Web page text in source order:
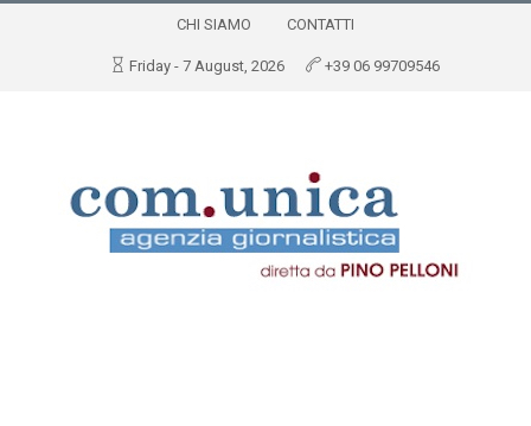
CHI SIAMO CONTATTI
Friday - 7 August, 2026 +39 06 99709546